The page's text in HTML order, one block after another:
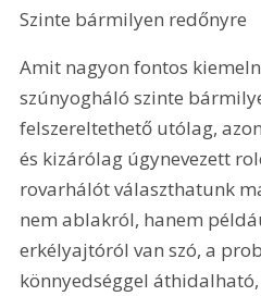
Szinte bármilyen redőnyre
Amit nagyon fontos
szúnyogháló szinte
felszereltethető utólag,
és kizárólag úgynevezett
rovarhálót választhatunk
nem ablakról, hanem
erkélyajtóról van szó, a
könnyedséggel